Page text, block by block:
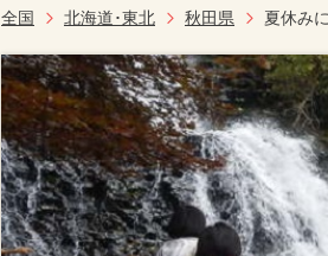
全国 北海道･東北 秋田県 夏休み